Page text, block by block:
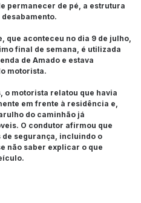
permanecer de pé, a estrutura
que aconteceu no dia 9 de julho,
final de semana, é utilizada
de Amado e estava
motorista.
o motorista relatou que havia
em frente à residência e,
do caminhão já
O condutor afirmou que
segurança, incluindo o
não saber explicar o que